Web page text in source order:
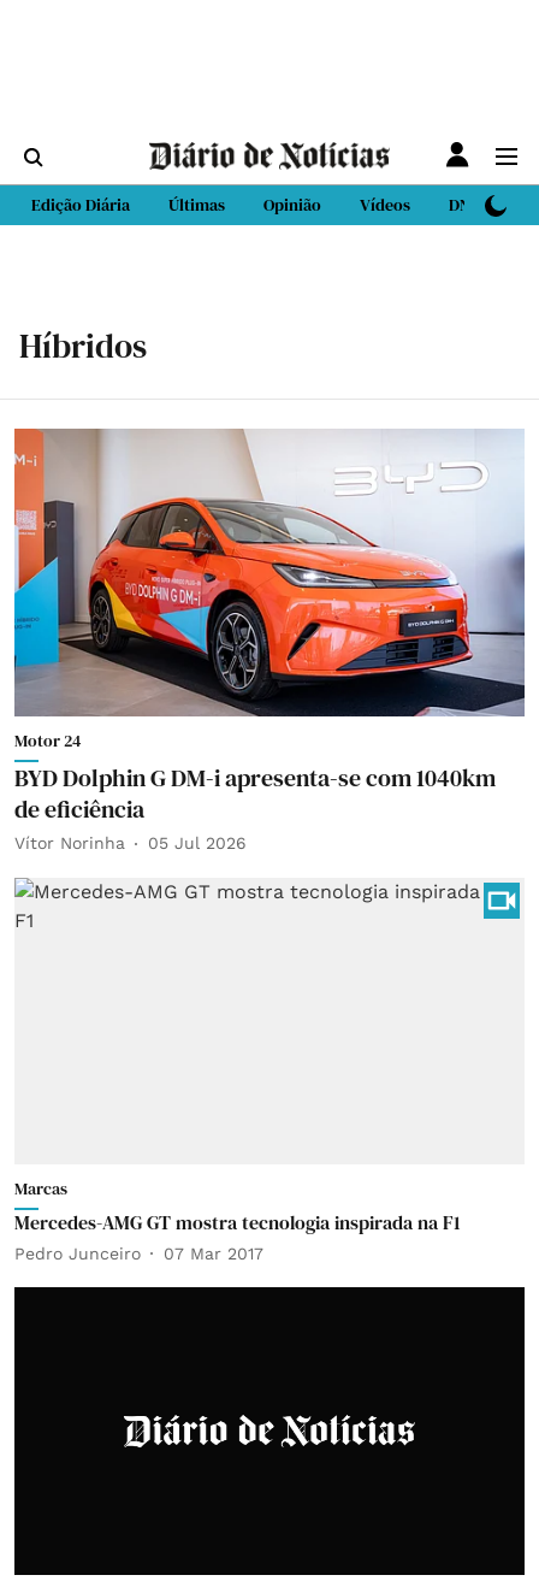
Edição Diária Últimas Opinião Vídeos DN Sport
Híbridos
Motor 24
BYD Dolphin G DM-i apresenta-se com 1040km
de eficiência
Vítor Norinha 05 Jul 2026
Marcas
Mercedes-AMG GT mostra tecnologia inspirada na F1
Pedro Junceiro 07 Mar 2017